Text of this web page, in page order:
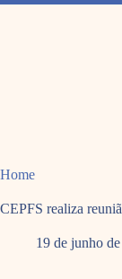
Pular
Home
CEPFS realiza
19 de junho